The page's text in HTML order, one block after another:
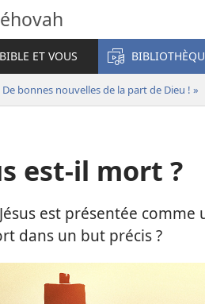
ET VOUS
bonnes nouvelles de la part de Dieu ! »
est-il mort ?
est présentée
dans un but précis ?